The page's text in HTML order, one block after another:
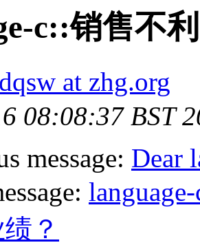
c::销售不
at zhg.org
08:08:37 BST
message: Dear
？